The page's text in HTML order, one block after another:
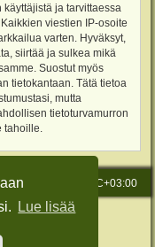
Lue lisää
ja tarvittaessa
viestien IP-osoite
varten. Hyväksyt,
siirtää ja sulkea mikä
Suostut myös
tietokantaan. Tätä tietoa
mutta
tietoturvamurron
Kaikki ajat ovat UTC+03:00
© phpBB Limited